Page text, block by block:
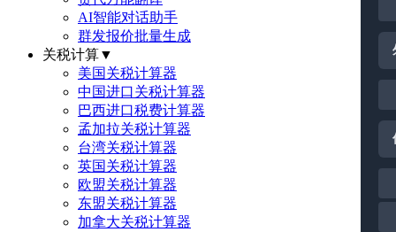
AI智能对话助手
群发报价批量生成
关税计算▼
美国关税计算器
中国进口关税计算器
巴西进口税费计算器
孟加拉关税计算器
台湾关税计算器
英国关税计算器
欧盟关税计算器
东盟关税计算器
加拿大关税计算器